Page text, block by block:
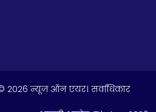
© 2026 न्यूज़ ऑन एयर। सर्वाधिकार